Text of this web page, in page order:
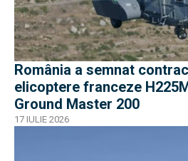
România a semnat
elicoptere franceze
Ground Master 200
17 IULIE 2026